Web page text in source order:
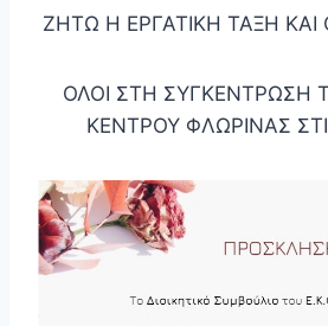
ΖΗΤΩ Η ΕΡΓΑΤΙΚΗ ΤΑΞΗ ΚΑΙ
ΟΛΟΙ ΣΤΗ ΣΥΓΚΕΝΤΡΩΣΗ
ΚΕΝΤΡΟΥ ΦΛΩΡΙΝΑΣ